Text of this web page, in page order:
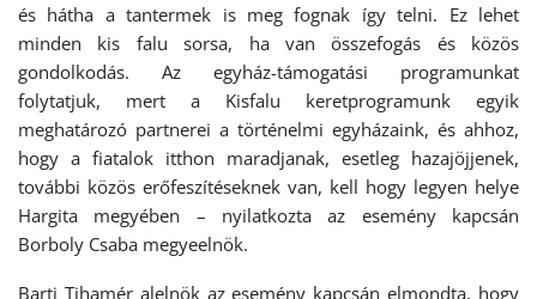
és hátha a tantermek is meg fognak így telni. Ez lehet
minden kis falu sorsa, ha van összefogás és közös
gondolkodás. Az egyház-támogatási programunkat
folytatjuk, mert a Kisfalu keretprogramunk egyik
meghatározó partnerei a történelmi egyházaink, és ahhoz,
hogy a fiatalok itthon maradjanak, esetleg hazajöjjenek,
további közös erőfeszítéseknek van, kell hogy legyen helye
Hargita megyében – nyilatkozta az esemény kapcsán
Borboly Csaba megyeelnök.
Barti Tihamér alelnök az esemény kapcsán elmondta, hogy